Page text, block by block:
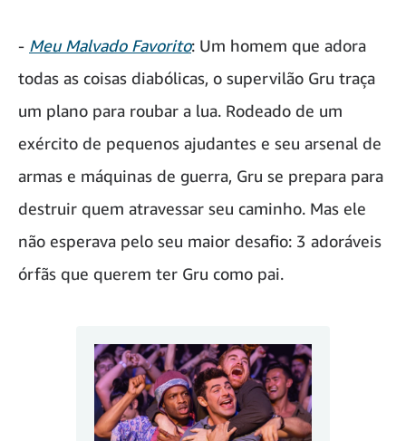
- Meu Malvado Favorito: Um homem que adora
todas as coisas diabólicas, o supervilão Gru traça
um plano para roubar a lua. Rodeado de um
exército de pequenos ajudantes e seu arsenal de
armas e máquinas de guerra, Gru se prepara para
destruir quem atravessar seu caminho. Mas ele
não esperava pelo seu maior desafio: 3 adoráveis
órfãs que querem ter Gru como pai.